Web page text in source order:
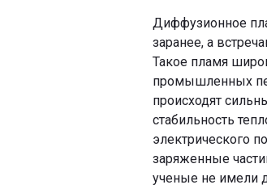
Диффузионное
заранее, а
Такое пламя
промышленных
происходят
стабильность
электрического
заряженные
ученые не имели